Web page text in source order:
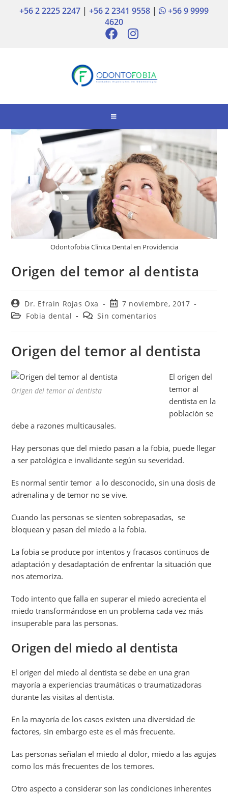
+56 2 2225 2247 | +56 2 2341 9558 |
+56 9 9999
4620
Odontofobia Clinica Dental en Providencia
Origen del temor al dentista
Dr. Efrain Rojas Oxa
7 noviembre, 2017
Fobia dental
Sin comentarios
Origen del temor al dentista
Origen del temor al dentista
El origen del
temor al
dentista en la
población se
debe a razones multicausales.
Hay personas que del miedo pasan a la fobia, puede llegar
a ser patológica e invalidante según su severidad.
Es normal sentir temor a lo desconocido, sin una dosis de
adrenalina y de temor no se vive.
Cuando las personas se sienten sobrepasadas, se
bloquean y pasan del miedo a la fobia.
La fobia se produce por intentos y fracasos continuos de
adaptación y desadaptación de enfrentar la situación que
nos atemoriza.
Todo intento que falla en superar el miedo acrecienta el
miedo transformándose en un problema cada vez más
insuperable para las personas.
Origen del miedo al dentista
El origen del miedo al dentista se debe en una gran
mayoría a experiencias traumáticas o traumatizadoras
durante las visitas al dentista.
En la mayoría de los casos existen una diversidad de
factores, sin embargo este es el más frecuente.
Las personas señalan el miedo al dolor, miedo a las agujas
como los más frecuentes de los temores.
Otro aspecto a considerar son las condiciones inherentes